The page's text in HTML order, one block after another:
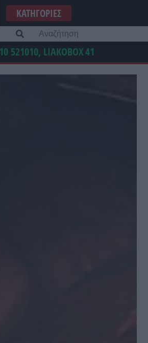
ΚΑΤΗΓΟΡΊΕΣ
521010, LIAKOBOX41